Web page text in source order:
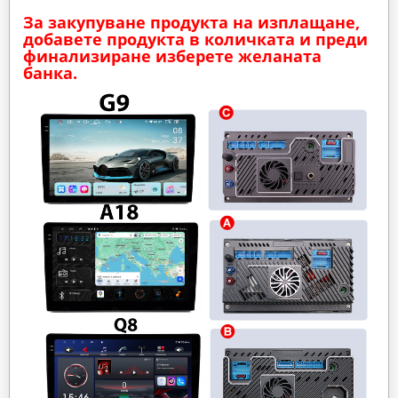
За закупуване продукта на изплащане,
добавете продукта в количката и преди
финализиране изберете желаната
банка.